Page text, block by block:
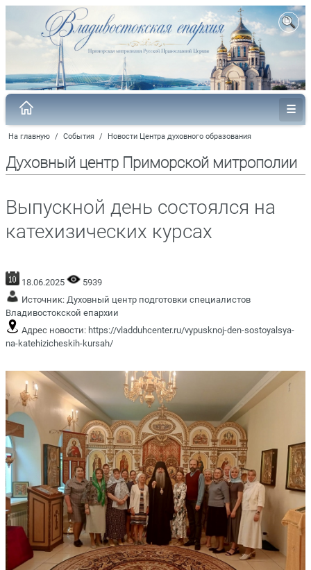
На главную / События / Новости Центра духовного образования
Духовный центр Приморской митрополии
Выпускной день состоялся на
катехизических курсах
18.06.2025
5939
Источник: Духовный центр подготовки специалистов
Владивостокской епархии
Адрес новости: https://vladduhcenter.ru/vypusknoj-den-sostoyalsya-
na-katehizicheskih-kursah/